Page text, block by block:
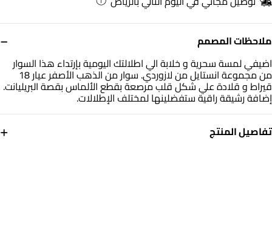
ملاحظات المصمم −
اضيفي لمسة سحرية و خلابة الي اطلالتك اليومية بإرتداء هذا السوار
من مجموعة انستايل من لازوردي. سوار من الذهب الأصفر عيار 18
قيراط و قلادة علي شكل قلب مرصعة بقطع الألماس بقصة البريليانت.
إضافة رشيقة راقية ستفضلينها لمختلف الإطلالات.
تفاصيل المنتج
+